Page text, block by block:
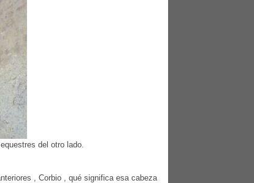
del otro lado.
, Corbio , qué significa esa cabeza